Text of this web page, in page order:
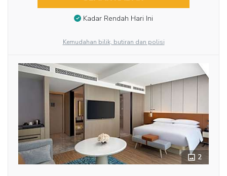
Kadar Rendah Hari Ini
Kemudahan bilik, butiran dan polisi
2